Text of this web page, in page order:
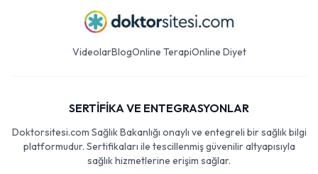
VideolarBlogOnline TerapiOnline Diyet
SERTİFİKA VE ENTEGRASYONLAR
Doktorsitesi.com Sağlık Bakanlığı onaylı ve entegreli bir sağlık bilgi
platformudur. Sertifikaları ile tescillenmiş güvenilir altyapısıyla
sağlık hizmetlerine erişim sağlar.